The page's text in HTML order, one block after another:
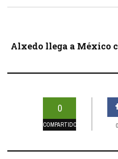
Alxedo llega a México
0
COMPARTIDOS 0